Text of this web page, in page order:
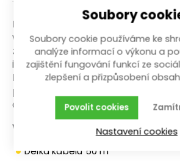
Prodlužovací kabel 50 m na cívce
vodičů 1,5 mm² je určen pro
zásuvka a tepelná pojistka proti
integrovány v navíjecí cívce. Na
kabel lze při plném rozvinutí
příkonu až 3 kW. Po navinutí
dobře skladovatelná.
Výhody a charakteristikcé znaky
Délka kabelu 50 m
Soubory
Soubory cookie používáme ke
analýze informací o výkonu a
zajištění fungování funkcí ze
zlepšení a přizpůsobení
Povolit cookies
Nastavení cookies